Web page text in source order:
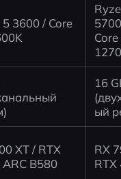
3600 / Core
16
ый
XT / RTX
B580
RX
RTX